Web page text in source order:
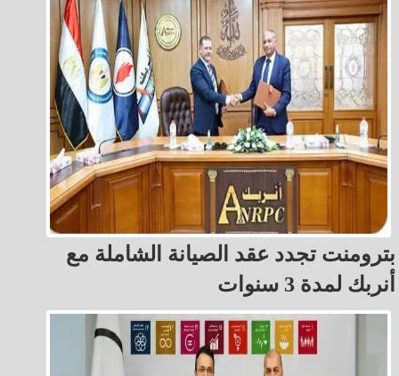
بترومنت تجدد عقد الصيانة الشاملة مع
أنربك لمدة 3 سنوات